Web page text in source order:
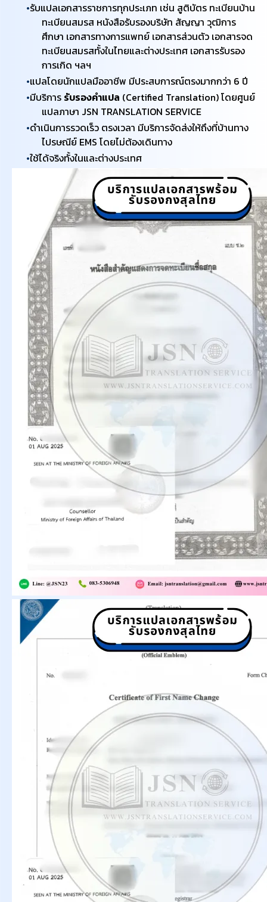
รับแปลเอกสารราชการทุกประเภท เช่น สูติบัตร ทะเบียนบ้าน
ทะเบียนสมรส หนังสือรับรองบริษัท สัญญา วุฒิการ
ศึกษา เอกสารทางการแพทย์ เอกสารส่วนตัว เอกสารจด
ทะเบียนสมรสทั้งในไทยและต่างประเทศ เอกสารรับรอง
การเกิด ฯลฯ
แปลโดยนักแปลมืออาชีพ มีประสบการณ์ตรงมากกว่า 6 ปี
มีบริการ รับรองคำแปล (Certified Translation) โดยศูนย์
แปลภาษา JSN TRANSLATION SERVICE
ดำเนินการรวดเร็ว ตรงเวลา มีบริการจัดส่งให้ถึงที่บ้านทาง
ไปรษณีย์ EMS โดยไม่ต้องเดินทาง
ใช้ได้จริงทั้งในและต่างประเทศ